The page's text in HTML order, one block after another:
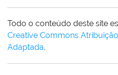
Todo o conteúdo deste site
Creative Commons
Adaptada.